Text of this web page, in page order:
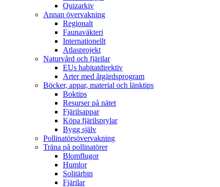
Quizarkiv
Annan övervakning
Regionalt
Faunaväkteri
Internationellt
Atlasprojekt
Naturvård och fjärilar
EUs habitatdirektiv
Arter med åtgärdsprogram
Böcker, appar, material och länktips
Boktips
Resurser på nätet
Fjärilsappar
Köpa fjärilsprylar
Bygg själv
Pollinatörsövervakning
Träna på pollinatörer
Blomflugor
Humlor
Solitärbin
Fjärilar